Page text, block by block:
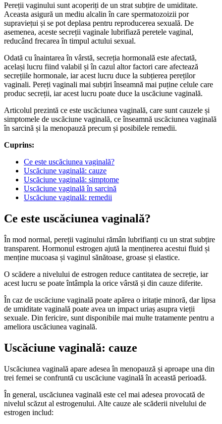
Pereții vaginului sunt acoperiți de un strat subțire de umiditate.
Aceasta asigură un mediu alcalin în care spermatozoizii por
supraviețui și se pot deplasa pentru reproducerea sexuală. De
asemenea, aceste secreții vaginale lubrifiază peretele vaginal,
reducând frecarea în timpul actului sexual.
Odată cu înaintarea în vârstă, secreția hormonală este afectată,
același lucru fiind valabil și în cazul altor factori care afectează
secrețiile hormonale, iar acest lucru duce la subțierea pereților
vaginali. Pereți vaginali mai subțiri înseamnă mai puține celule care
produc secreții, iar acest lucru poate duce la uscăciune vaginală.
Articolul prezintă ce este uscăciunea vaginală, care sunt cauzele și
simptomele de uscăciune vaginală, ce înseamnă uscăciunea vaginală
în sarcină și la menopauză precum și posibilele remedii.
Cuprins:
Ce este uscăciunea vaginală?
Uscăciune vaginală: cauze
Uscăciune vaginală: simptome
Uscăciune vaginală în sarcină
Uscăciune vaginală: remedii
Ce este uscăciunea vaginală?
În mod normal, pereții vaginului rămân lubrifianți cu un strat subțire
transparent. Hormonul estrogen ajută la menținerea acestui fluid și
menține mucoasa și vaginul sănătoase, groase și elastice.
O scădere a nivelului de estrogen reduce cantitatea de secreție, iar
acest lucru se poate întâmpla la orice vârstă și din cauze diferite.
În caz de uscăciune vaginală poate apărea o iritație minoră, dar lipsa
de umiditate vaginală poate avea un impact uriaș asupra vieții
sexuale. Din fericire, sunt disponibile mai multe tratamente pentru a
ameliora uscăciunea vaginală.
Uscăciune vaginală: cauze
Uscăciunea vaginală apare adesea în menopauză și aproape una din
trei femei se confruntă cu uscăciune vaginală în această perioadă.
În general, uscăciunea vaginală este cel mai adesea provocată de
nivelul scăzut al estrogenului. Alte cauze ale scăderii nivelului de
estrogen includ: